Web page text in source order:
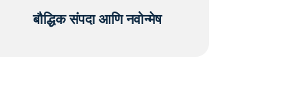
बौद्धिक संपदा आणि नवोन्मेष